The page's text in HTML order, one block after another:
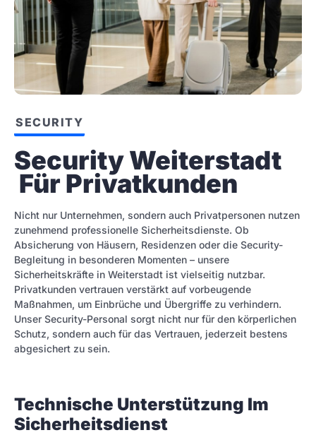
SECURITY
Security Weiterstadt
Für Privatkunden
Nicht nur Unternehmen, sondern auch Privatpersonen nutzen
zunehmend professionelle Sicherheitsdienste. Ob
Absicherung von Häusern, Residenzen oder die Security-
Begleitung in besonderen Momenten – unsere
Sicherheitskräfte in Weiterstadt ist vielseitig nutzbar.
Privatkunden vertrauen verstärkt auf vorbeugende
Maßnahmen, um Einbrüche und Übergriffe zu verhindern.
Unser Security-Personal sorgt nicht nur für den körperlichen
Schutz, sondern auch für das Vertrauen, jederzeit bestens
abgesichert zu sein.
Technische Unterstützung Im
Sicherheitsdienst